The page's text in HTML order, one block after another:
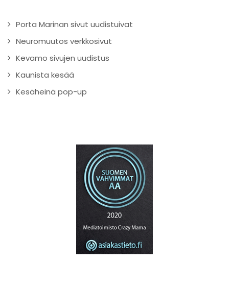
Porta Marinan sivut uudistuivat
Neuromuutos verkkosivut
Kevamo sivujen uudistus
Kaunista kesää
Kesäheinä pop-up